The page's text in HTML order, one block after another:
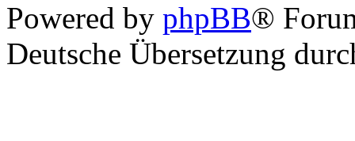
Powered by phpBB®
Deutsche Übersetzung